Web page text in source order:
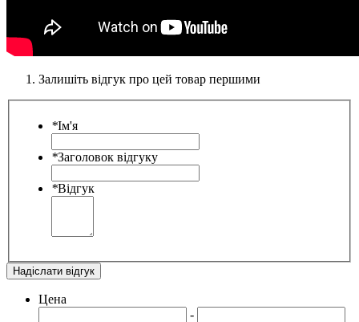
Залишіть відгук про цей товар першими
*Ім'я
*Заголовок відгуку
*Відгук
Надіслати відгук
Цена
-